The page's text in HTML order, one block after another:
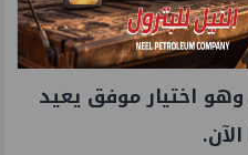
جاء خلفه المهندس
محمود عبد الحميد بنشاطه المعهود وبنهج الـ Micro Management – كما
اختيار موفق يعيد